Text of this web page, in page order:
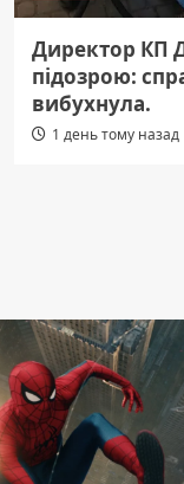
Директор КП
підозрою:
вибухнула.
1 день тому назад